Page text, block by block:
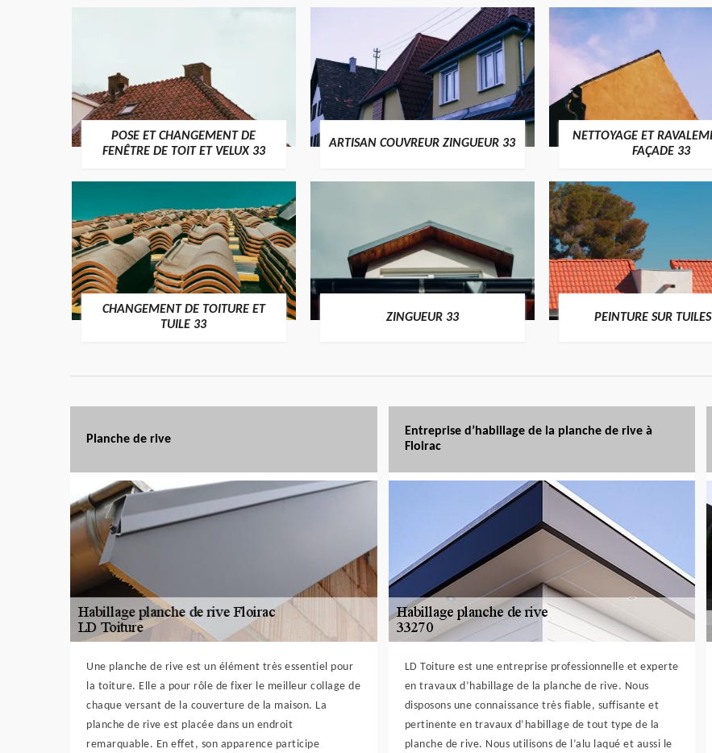
POSE ET CHANGEMENT DE
FENÊTRE DE TOIT ET VELUX 33
ARTISAN COUVREUR ZINGUEUR 33
NETTOYAGE ET
FAÇADE 33
CHANGEMENT DE TOITURE ET
TUILE 33
ZINGUEUR 33 PEINTURE SUR
Planche de rive
Une planche de rive est un élément très essentiel pour
la toiture. Elle a pour rôle de fixer le meilleur collage de
chaque versant de la couverture de la maison. La
planche de rive est placée dans un endroit
remarquable. En effet, son apparence participe
Entreprise d’habillage de la planche de rive à
Floirac
LD Toiture est une entreprise professionnelle et experte
en travaux d’habillage de la planche de rive. Nous
disposons une connaissance très fiable, suffisante et
pertinente en travaux d’habillage de tout type de la
planche de rive. Nous utilisons de l’alu laqué et aussi le